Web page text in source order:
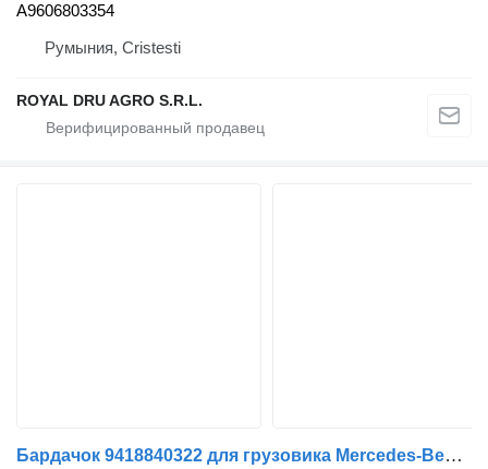
A9606803354
Румыния, Cristesti
ROYAL DRU AGRO S.R.L.
Бардачок 9418840322 для грузовика Mercedes-Benz Antos, Arocs, Actros MP4 (2012)